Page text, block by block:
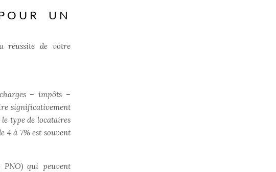
UN
réussite de votre
– impôts –
significativement
type de locataires
4 à 7% est souvent
PNO) qui peuvent